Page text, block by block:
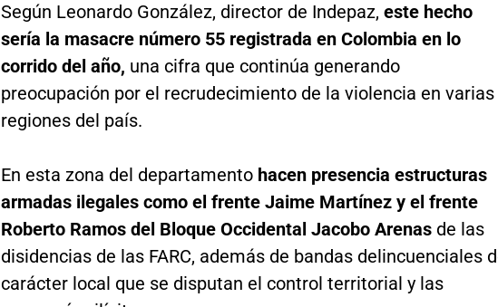
Según Leonardo González, director de Indepaz, este hecho
sería la masacre número 55 registrada en Colombia en lo
corrido del año, una cifra que continúa generando
preocupación por el recrudecimiento de la violencia en varias
regiones del país.
En esta zona del departamento hacen presencia estructuras
armadas ilegales como el frente Jaime Martínez y el frente
Roberto Ramos del Bloque Occidental Jacobo Arenasde las
disidencias de las FARC, además de bandas delincuenciales
carácter local que se disputan el control territorial y las